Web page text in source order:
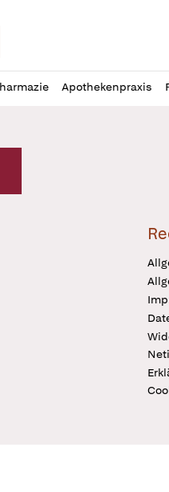
Apothekenpraxis
Logo